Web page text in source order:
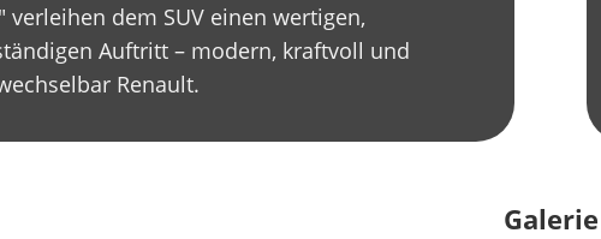
verleihen dem SUV einen wertigen,
Auftritt – modern, kraftvoll und
Renault.
Galerie